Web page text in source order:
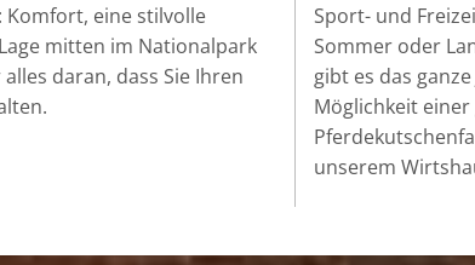
Komfort, eine stilvolle
mitten im Nationalpark
daran, dass Sie Ihren
Sport- und
Sommer oder
gibt es das
Möglichkeit
unserem